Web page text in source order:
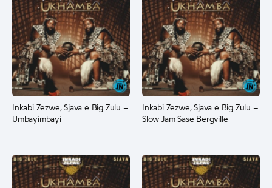
Inkabi Zezwe, Sjava e Big Zulu –
Umbayimbayi
Inkabi Zezwe, Sjava e Big Zulu –
Slow Jam Sase Bergville